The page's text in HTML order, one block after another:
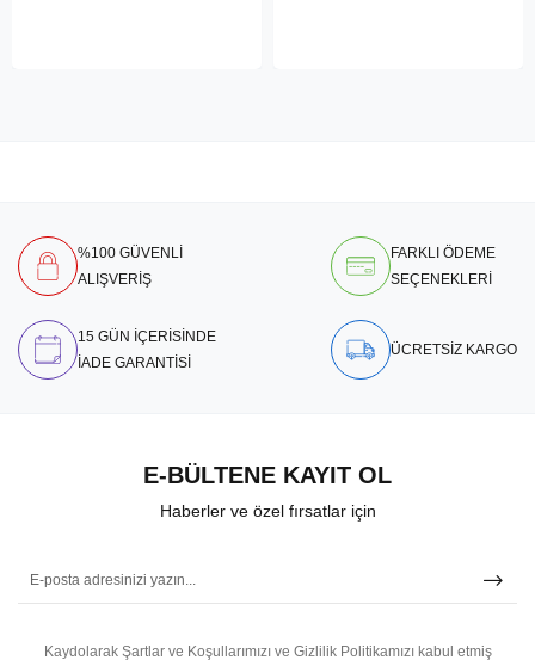
%100 GÜVENLİ
ALIŞVERİŞ
FARKLI ÖDEME
SEÇENEKLERİ
15 GÜN İÇERİSİNDE
İADE GARANTİSİ
ÜCRETSİZ KARGO
E-BÜLTENE KAYIT OL
Haberler ve özel fırsatlar için
Kaydolarak Şartlar ve Koşullarımızı ve Gizlilik Politikamızı kabul etmiş